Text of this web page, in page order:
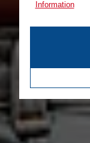
Information